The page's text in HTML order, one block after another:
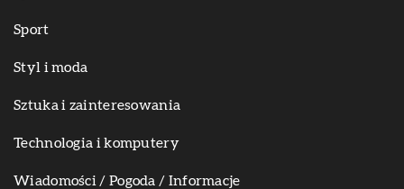
Sport
Styl i moda
Sztuka i zainteresowania
Technologia i komputery
Wiadomości / Pogoda / Informacje